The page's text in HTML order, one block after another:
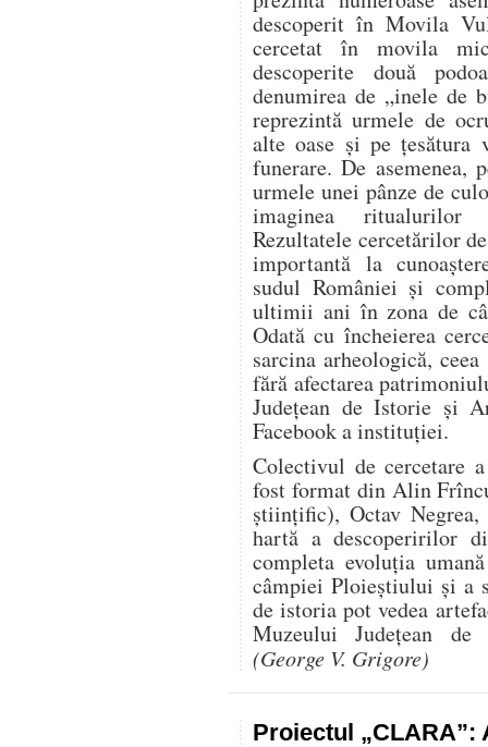
descoperit în Movila
cercetat în movila
descoperite două
denumirea de „inele de
reprezintă urmele de
alte oase și pe țesătura
funerare. De asemenea,
urmele unei pânze de
imaginea ritualurilor
Rezultatele cercetărilor
importantă la
sudul României și
ultimii ani în zona de
Odată cu încheierea
sarcina arheologică,
fără afectarea
Județean de Istorie și
Facebook a instituției.
Colectivul de
fost format din Alin
științific), Octav
hartă a descoperirilor
completa evoluția
câmpiei Ploieștiului și a
de istoria pot vedea
Muzeului Județean
(George V. Grigore)
Proiectul „CLARA”: